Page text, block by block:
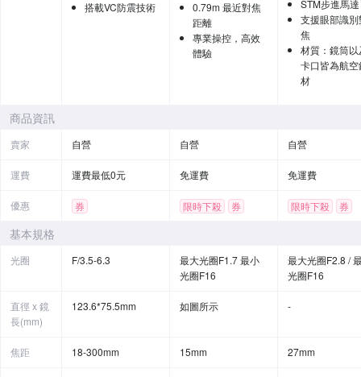
搭載VC防震技術
0.79m 最近對焦
距離
專業操控，高效
體驗
STM步進馬達
支援眼部識別
焦
材質：鏡筒以
卡口皆為航空
材
商品資訊
賣家 自營 自營 自營
運費 運費最低0元 免運費 免運費
優惠 券 限時下殺 券 限時下殺
券
基本規格
光圈 F/3.5-6.3
最大光圈F1.7 最小
光圈F16
最大光圈F2.8 /
光圈F16
直徑 x 鏡
長(mm)
123.6*75.5mm 如圖所示 -
焦距 18-300mm 15mm 27mm